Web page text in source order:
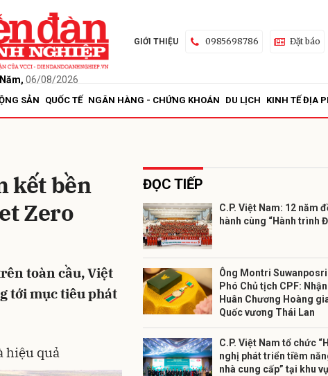
06/08/2026
GIỚI THIỆU 0985698786 Đặt báo
SẢN QUỐC TẾ NGÂN HÀNG - CHỨNG KHOÁN DU LỊCH KINH TẾ ĐỊA
kết bền
Zero
toàn cầu, Việt
tới mục tiêu phát
hiệu quả
ĐỌC TIẾP
C.P. Việt Nam: 12 năm
hành cùng “Hành trình
Ông Montri
Phó Chủ tịch CPF: Nhận
Huân Chương Hoàng
Quốc vương Thái Lan
C.P. Việt Nam tổ chức
nghị phát triển tiềm
nhà cung cấp” tại khu
Gửi